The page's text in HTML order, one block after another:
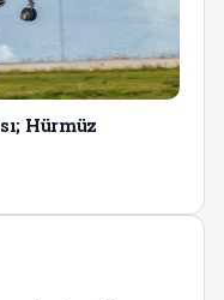
Hürmüz